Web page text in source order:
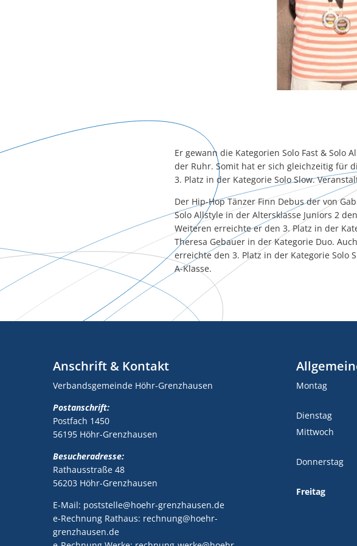
Er gewann die Kategorien Solo Fast & Solo
der Ruhr. Somit hat er sich gleichzeitig für
3. Platz in der Kategorie Solo Slow.
Der Hip-Hop Tänzer Finn Debus der von
Solo Allstyle in der Altersklasse Juniors 2
Weiteren erreichte er den 3. Platz in der
Theresa Gebauer in der Kategorie Duo.
erreichte den 3. Platz in der Kategorie Solo
A-Klasse.
Anschrift & Kontakt
Verbandsgemeinde Höhr-Grenzhausen
Postanschrift:
Postfach 1450
56195 Höhr-Grenzhausen
Besucheradresse:
Rathausstraße 48
56203 Höhr-Grenzhausen
E-Mail: poststelle@hoehr-grenzhausen.de
e-Rechnung Rathaus: rechnung@hoehr-
grenzhausen.de
Montag
Dienstag
Mittwoch
Donnerstag
Freitag